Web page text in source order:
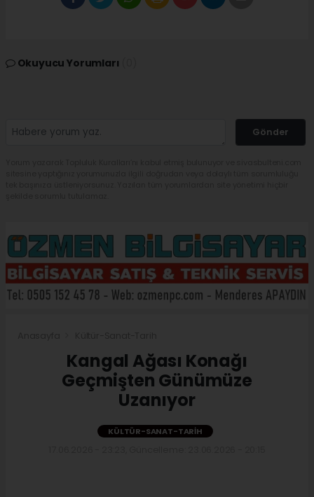
Okuyucu Yorumları
Gönder
Kangal Ağası Konağı
Geçmişten Günümüze
Uzanıyor
KÜLTÜR-SANAT-TARIH